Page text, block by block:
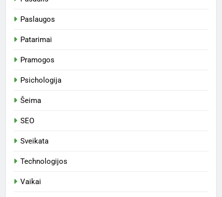
Paslaugos
Patarimai
Pramogos
Psichologija
Šeima
SEO
Sveikata
Technologijos
Vaikai